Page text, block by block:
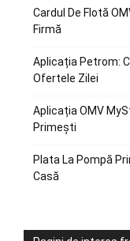
Cardul De Flotă
Firmă
Aplicația Petrom:
Ofertele Zilei
Aplicația OMV
Primești
Plata La Pompă
Casă